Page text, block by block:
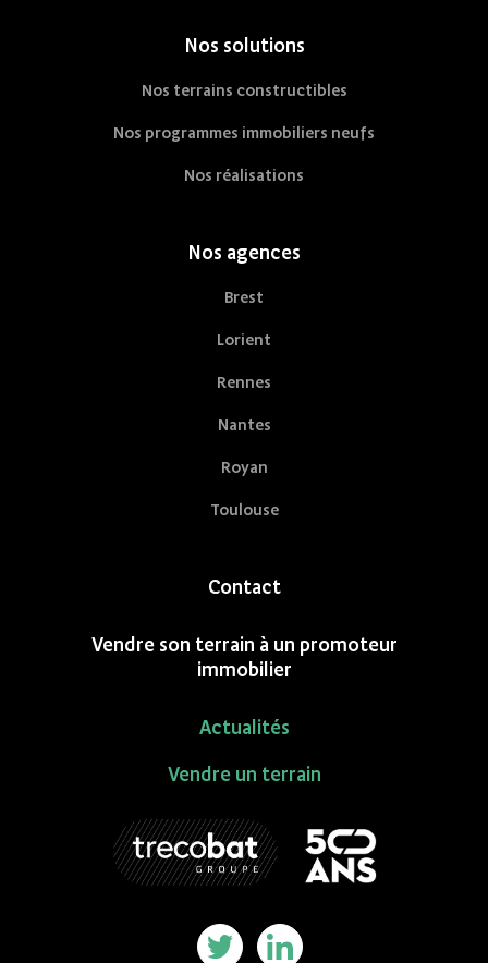
Nos solutions
Nos terrains constructibles
Nos programmes immobiliers neufs
Nos réalisations
Nos agences
Brest
Lorient
Rennes
Nantes
Royan
Toulouse
Contact
Vendre son terrain à un promoteur
immobilier
Actualités
Vendre un terrain